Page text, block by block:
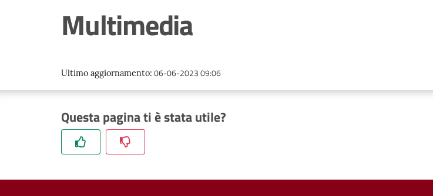
Multimedia
Ultimo aggiornamento: 06-06-2023 09:06
Questa pagina ti è stata utile?